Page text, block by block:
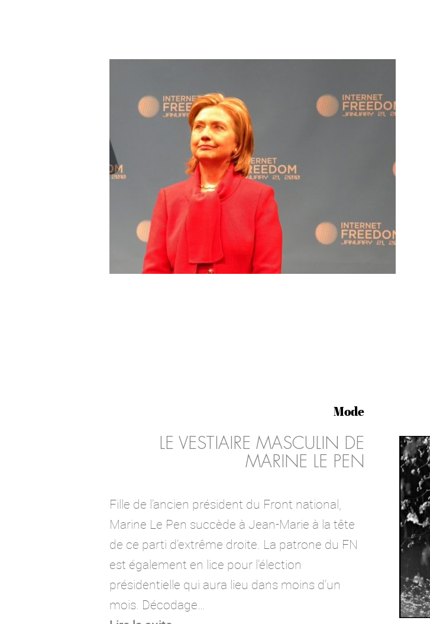
Mode
LE VESTIAIRE MASCULIN DE
MARINE LE PEN
Fille de l’ancien président du Front national,
Marine Le Pen succède à Jean-Marie à la tête
de ce parti d’extrême droite. La patrone du FN
est également en lice pour l’élection
présidentielle qui aura lieu dans moins d’un
mois. Décodage…